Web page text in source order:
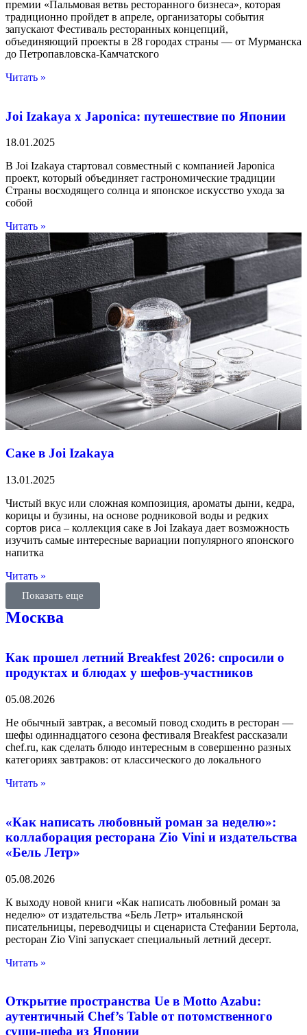
премии «Пальмовая ветвь ресторанного бизнеса», которая
традиционно пройдет в апреле, организаторы события
запускают Фестиваль ресторанных концепций,
объединяющий проекты в 28 городах страны — от Мурманска
до Петропавловска-Камчатского
Читать »
Joi Izakaya x Japonica: путешествие по Японии
18.01.2025
В Joi Izakaya стартовал совместный с компанией Japonica
проект, который объединяет гастрономические традиции
Страны восходящего солнца и японское искусство ухода за
собой
Читать »
Саке в Joi Izakaya
13.01.2025
Чистый вкус или сложная композиция, ароматы дыни, кедра,
корицы и бузины, на основе родниковой воды и редких
сортов риса – коллекция саке в Joi Izakaya дает возможность
изучить самые интересные вариации популярного японского
напитка
Читать »
Показать еще
Москва
Как прошел летний Breakfest 2026: спросили о
продуктах и блюдах у шефов-участников
05.08.2026
Не обычный завтрак, а весомый повод сходить в ресторан —
шефы одиннадцатого сезона фестиваля Breakfest рассказали
chef.ru, как сделать блюдо интересным в совершенно разных
категориях завтраков: от классического до локального
Читать »
«Как написать любовный роман за неделю»:
коллаборация ресторана Zio Vini и издательства
«Бель Летр»
05.08.2026
К выходу новой книги «Как написать любовный роман за
неделю» от издательства «Бель Летр» итальянской
писательницы, переводчицы и сценариста Стефании Бертола,
ресторан Zio Vini запускает специальный летний десерт.
Читать »
Открытие пространства Ue в Motto Azabu:
аутентичный Chef’s Table от потомственного
суши-шефа из Японии